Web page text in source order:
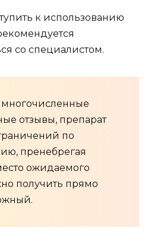
к использованию
со специалистом.
отзывы, препарат
по
пренебрегая
ожидаемого
получить прямо